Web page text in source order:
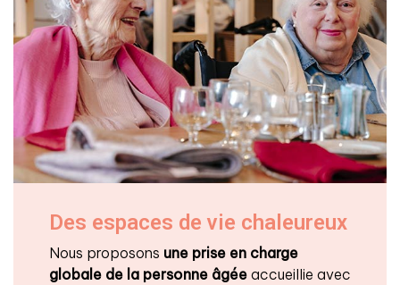
Des espaces de vie chaleureux
Nous proposons une prise en charge
globale de la personne âgée accueillie avec